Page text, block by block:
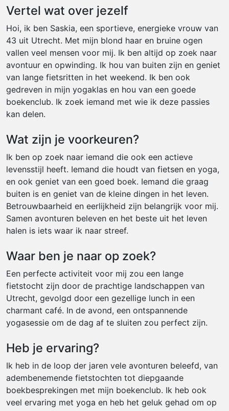
Vertel wat over jezelf
Hoi, ik ben Saskia, een sportieve, energieke vrouw van
43 uit Utrecht. Met mijn blond haar en bruine ogen
vallen veel mensen voor mij. Ik ben altijd op zoek naar
avontuur en opwinding. Ik hou van buiten zijn en geniet
van lange fietsritten in het weekend. Ik ben ook
gedreven in mijn yogaklas en hou van een goede
boekenclub. Ik zoek iemand met wie ik deze passies
kan delen.
Wat zijn je voorkeuren?
Ik ben op zoek naar iemand die ook een actieve
levensstijl heeft. Iemand die houdt van fietsen en yoga,
en ook geniet van een goed boek. Iemand die graag
buiten is en geniet van de kleine dingen in het leven.
Betrouwbaarheid en eerlijkheid zijn belangrijk voor mij.
Samen avonturen beleven en het beste uit het leven
halen is iets waar ik naar streef.
Waar ben je naar op zoek?
Een perfecte activiteit voor mij zou een lange
fietstocht zijn door de prachtige landschappen van
Utrecht, gevolgd door een gezellige lunch in een
charmant café. In de avond, een ontspannende
yogasessie om de dag af te sluiten zou perfect zijn.
Heb je ervaring?
Ik heb in de loop der jaren vele avonturen beleefd, van
adembenemende fietstochten tot diepgaande
boekbesprekingen met mijn boekenclub. Ik heb ook
veel ervaring met yoga en heb het geluk gehad om op